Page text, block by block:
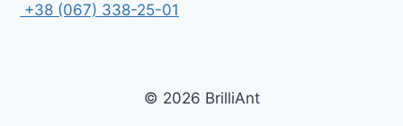
+38 (067) 338-25-01
© 2026 BrilliAnt